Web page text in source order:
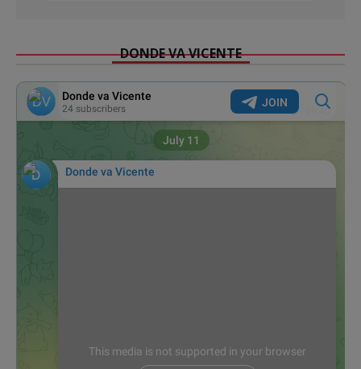
DONDE VA VICENTE